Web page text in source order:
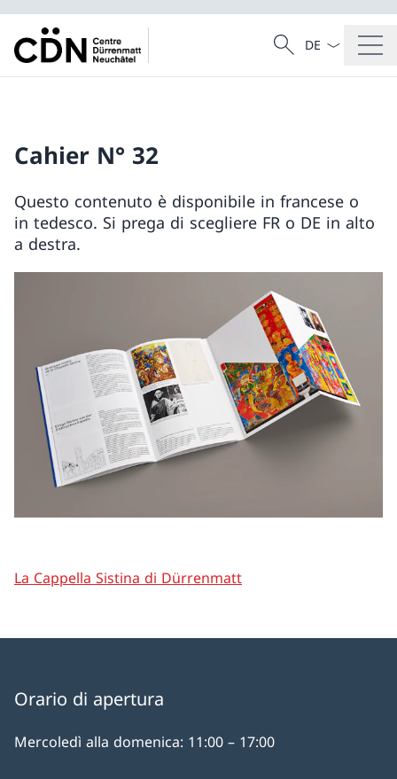
Cercare
Ricerca
Dal menu a
Cahier N° 32
Questo contenuto è disponibile in francese o
in tedesco. Si prega di scegliere FR o DE in alto
a destra.
La Cappella Sistina di Dürrenmatt
Orario di apertura
Mercoledì alla domenica: 11:00 – 17:00